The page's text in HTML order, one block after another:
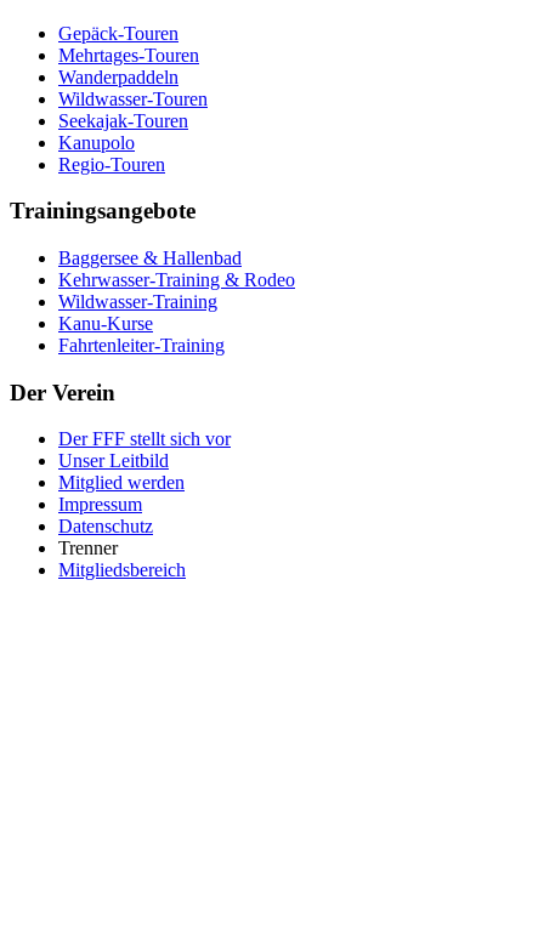
Gepäck-Touren
Mehrtages-Touren
Wanderpaddeln
Wildwasser-Touren
Seekajak-Touren
Kanupolo
Regio-Touren
Trainingsangebote
Baggersee & Hallenbad
Kehrwasser-Training & Rodeo
Wildwasser-Training
Kanu-Kurse
Fahrtenleiter-Training
Der Verein
Der FFF stellt sich vor
Unser Leitbild
Mitglied werden
Impressum
Datenschutz
Trenner
Mitgliedsbereich